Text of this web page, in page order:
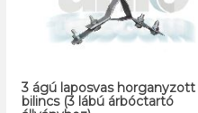
3 ágú laposvas horganyzott
bilincs (3 lábú árbóctartó